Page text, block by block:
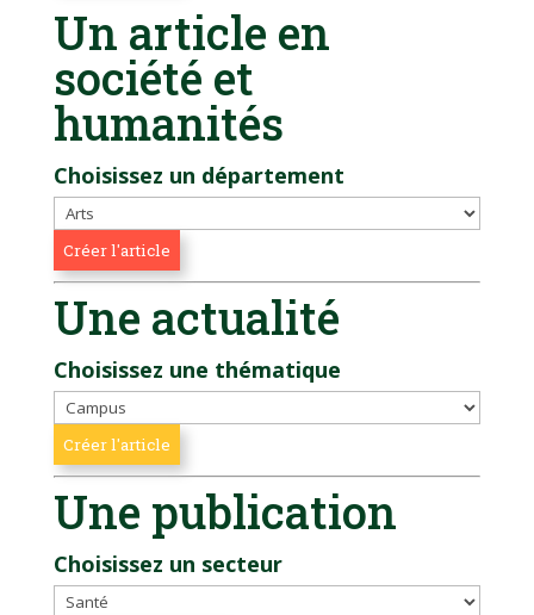
Un article en
société et
humanités
Choisissez un département
Une actualité
Choisissez une thématique
Une publication
Choisissez un secteur